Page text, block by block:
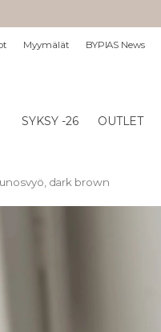
Myymälät BYPIAS News
SYKSY -26 OUTLET
dark brown